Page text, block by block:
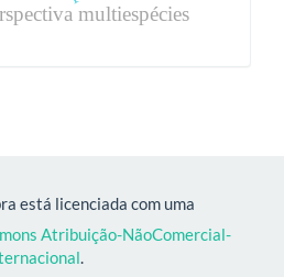
multiespécies
está licenciada com uma
Atribuição-NãoComercial-
.